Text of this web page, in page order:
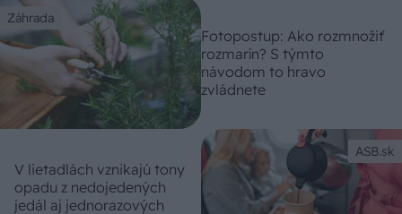
Záhrada
Fotopostup: Ako rozmnožiť
rozmarín? S týmto
návodom to hravo
zvládnete
ASB.sk
V lietadlách vznikajú tony
opadu z nedojedených
jedál aj jednorazových